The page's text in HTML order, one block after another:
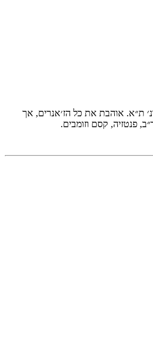
ת״א. אוהבת את כל הז׳אנרים, אך
פנטזיה, קסם וזומבים.